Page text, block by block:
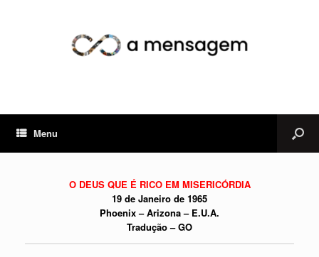
Menu
O DEUS QUE É RICO EM MISERICÓRDIA
19 de Janeiro de 1965
Phoenix – Arizona – E.U.A.
Tradução – GO